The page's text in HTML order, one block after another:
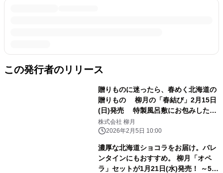
この発行者のリリース
贈りものに迷ったら、春めく北海道の
贈りもの 柳月の「春結び」2月15日
(日)発売 特製風呂敷にお包みした8
種の厳選スイーツセット
株式会社 柳月
2026年2月5日 10:00
濃厚な北海道ショコラをお届け。バレ
ンタインにもおすすめ。 柳月「オペ
ラ」セットが1月21日(水)発売！ ～5日